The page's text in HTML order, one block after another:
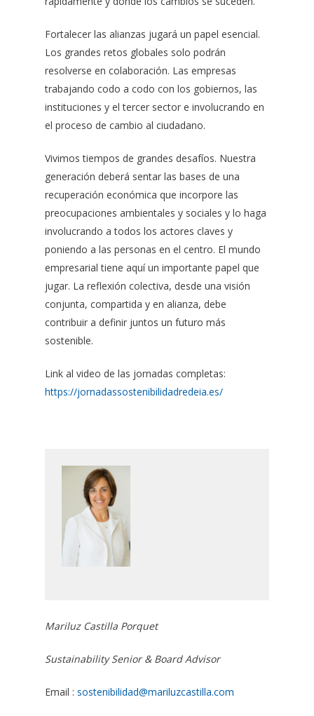
Fortalecer las alianzas jugará un papel esencial.
Los grandes retos globales solo podrán
resolverse en colaboración. Las empresas
trabajando codo a codo con los gobiernos, las
instituciones y el tercer sector e involucrando en
el proceso de cambio al ciudadano.
Vivimos tiempos de grandes desafíos. Nuestra
generación deberá sentar las bases de una
recuperación económica que incorpore las
preocupaciones ambientales y sociales y lo haga
involucrando a todos los actores claves y
poniendo a las personas en el centro. El mundo
empresarial tiene aquí un importante papel que
jugar. La reflexión colectiva, desde una visión
conjunta, compartida y en alianza, debe
contribuir a definir juntos un futuro más
sostenible.
Link al video de las jornadas completas:
https://jornadassostenibilidadredeia.es/
Mariluz Castilla Porquet
Sustainability Senior & Board Advisor
Email : sostenibilidad@mariluzcastilla.com